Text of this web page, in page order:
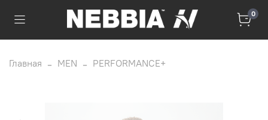
0
Главная MEN PERFORMANCE+